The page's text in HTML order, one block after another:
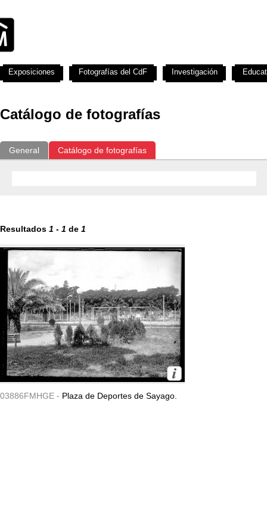
Catálogo de fotografías
General Catálogo de fotografías
Resultados 1 - 1 de 1
03886FMHGE - Plaza de Deportes de Sayago.
Exposiciones Fotografías del CdF Investigación